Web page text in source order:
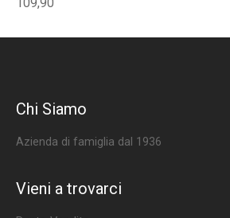
Chi Siamo
Azienda di famiglia dal 1936
Vieni a trovarci